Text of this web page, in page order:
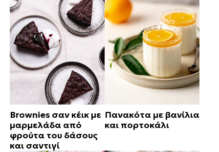
Brownies σαν κέικ με
μαρμελάδα από
φρούτα του δάσους
και σαντιγί
Πανακότα με βανίλια
και πορτοκάλι